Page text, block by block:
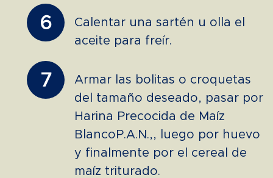
6
Calentar una sartén u olla el
aceite para freír.
7
Armar las bolitas o croquetas
del tamaño deseado, pasar por
Harina Precocida de Maíz
BlancoP.A.N.,, luego por huevo
y finalmente por el cereal de
maíz triturado.